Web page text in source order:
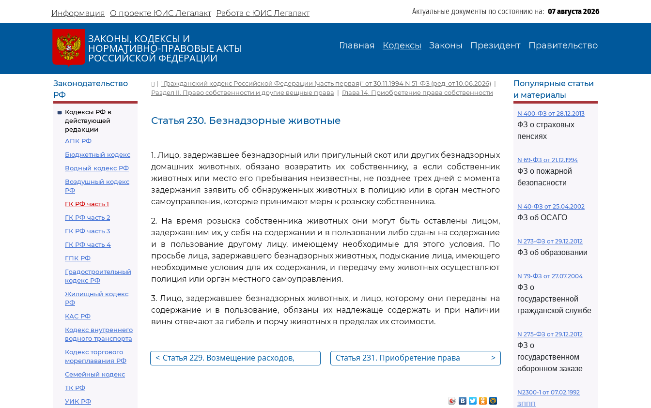
Информация О проекте ЮИС Легалакт Работа с ЮИС Легалакт Актуальные документы по состоянию на: 07 августа 2026
ЗАКОНЫ, КОДЕКСЫ И
НОРМАТИВНО-ПРАВОВЫЕ АКТЫ
РОССИЙСКОЙ ФЕДЕРАЦИИ
Главная Кодексы Законы Президент Правительство
Законодательство
РФ
Кодексы РФ в
действующей
редакции
АПК РФ
Бюджетный кодекс
Водный кодекс РФ
Воздушный кодекс
РФ
ГК РФ часть 1
ГК РФ часть 2
ГК РФ часть 3
ГК РФ часть 4
ГПК РФ
Градостроительный
кодекс РФ
Жилищный кодекс
РФ
КАС РФ
Кодекс внутреннего
водного транспорта
Кодекс торгового
мореплавания РФ
Семейный кодекс
ТК РФ
УИК РФ
| "Гражданский кодекс Российской Федерации (часть первая)" от 30.11.1994 N 51-ФЗ (ред. от 10.06.2026) |
Раздел II. Право собственности и другие вещные права | Глава 14. Приобретение права собственности
Статья 230. Безнадзорные животные
1. Лицо, задержавшее безнадзорный или пригульный скот или других безнадзорных
домашних животных, обязано возвратить их собственнику, а если собственник
животных или место его пребывания неизвестны, не позднее трех дней с момента
задержания заявить об обнаруженных животных в полицию или в орган местного
самоуправления, которые принимают меры к розыску собственника.
2. На время розыска собственника животных они могут быть оставлены лицом,
задержавшим их, у себя на содержании и в пользовании либо сданы на содержание
и в пользование другому лицу, имеющему необходимые для этого условия. По
просьбе лица, задержавшего безнадзорных животных, подыскание лица, имеющего
необходимые условия для их содержания, и передачу ему животных осуществляют
полиция или орган местного самоуправления.
3. Лицо, задержавшее безнадзорных животных, и лицо, которому они переданы на
содержание и в пользование, обязаны их надлежаще содержать и при наличии
вины отвечают за гибель и порчу животных в пределах их стоимости.
< Статья 229. Возмещение расходов,
>
Статья 231. Приобретение права
Популярные статьи
и материалы
N 400-ФЗ от 28.12.2013
ФЗ о страховых
пенсиях
N 69-ФЗ от 21.12.1994
ФЗ о пожарной
безопасности
N 40-ФЗ от 25.04.2002
ФЗ об ОСАГО
N 273-ФЗ от 29.12.2012
ФЗ об образовании
N 79-ФЗ от 27.07.2004
ФЗ о
государственной
гражданской службе
N 275-ФЗ от 29.12.2012
ФЗ о
государственном
оборонном заказе
N2300-1 от 07.02.1992
ЗППП